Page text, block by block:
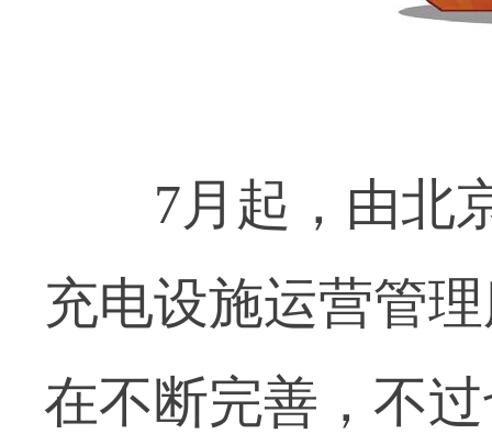
7月起，由北京
充电设施运营管
在不断完善，不